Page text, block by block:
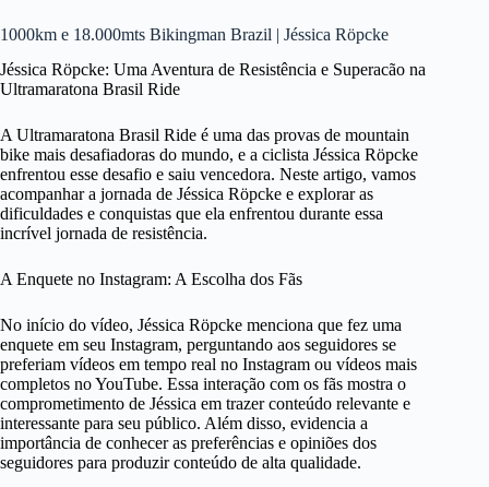
1000km e 18.000mts Bikingman Brazil | Jéssica Röpcke
Jéssica Röpcke: Uma Aventura de Resistência e Superacão na
Ultramaratona Brasil Ride
A Ultramaratona Brasil Ride é uma das provas de mountain
bike mais desafiadoras do mundo, e a ciclista Jéssica Röpcke
enfrentou esse desafio e saiu vencedora. Neste artigo, vamos
acompanhar a jornada de Jéssica Röpcke e explorar as
dificuldades e conquistas que ela enfrentou durante essa
incrível jornada de resistência.
A Enquete no Instagram: A Escolha dos Fãs
No início do vídeo, Jéssica Röpcke menciona que fez uma
enquete em seu Instagram, perguntando aos seguidores se
preferiam vídeos em tempo real no Instagram ou vídeos mais
completos no YouTube. Essa interação com os fãs mostra o
comprometimento de Jéssica em trazer conteúdo relevante e
interessante para seu público. Além disso, evidencia a
importância de conhecer as preferências e opiniões dos
seguidores para produzir conteúdo de alta qualidade.